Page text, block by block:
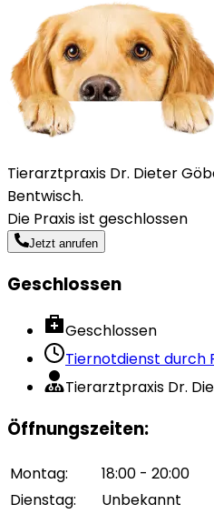
Tierarztpraxis Dr. Dieter
Bentwisch.
Die Praxis ist geschlossen
Jetzt anrufen
Geschlossen
Geschlossen
Tiernotdienst durch
Tierarztpraxis Dr.
Öffnungszeiten:
Montag:
18:00 - 20:00
Dienstag:
Unbekannt